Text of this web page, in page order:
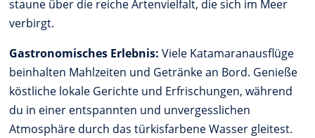
staune über die reiche Artenvielfalt, die sich im Meer
verbirgt.
Gastronomisches Erlebnis: Viele Katamaranausflüge
beinhalten Mahlzeiten und Getränke an Bord. Genieße
köstliche lokale Gerichte und Erfrischungen, während
du in einer entspannten und unvergesslichen
Atmosphäre durch das türkisfarbene Wasser gleitest.